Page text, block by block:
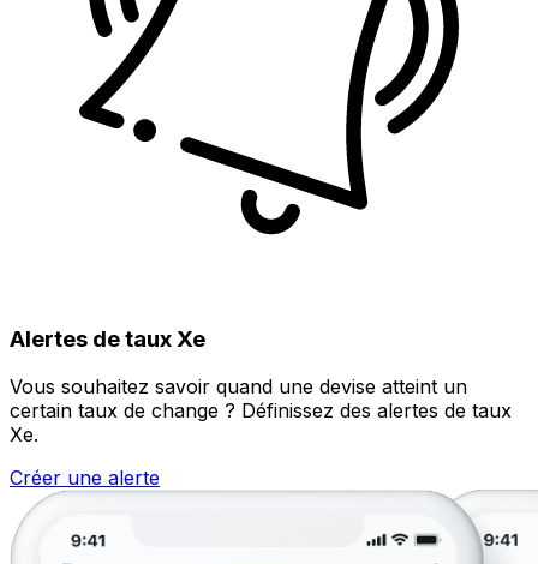
Alertes de taux Xe
Vous souhaitez savoir quand une devise atteint un
certain taux de change ? Définissez des alertes de taux
Xe.
Créer une alerte